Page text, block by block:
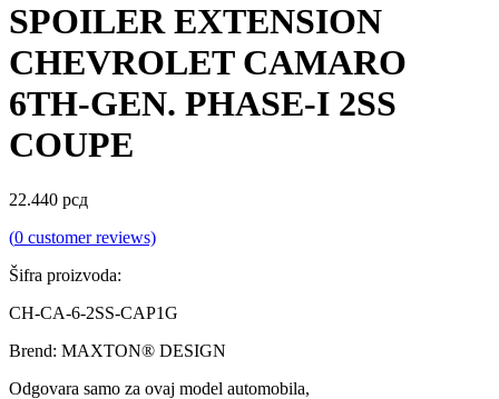
SPOILER EXTENSION
CHEVROLET CAMARO
6TH-GEN. PHASE-I 2SS
COUPE
22.440 рсд
(0 customer reviews)
Šifra proizvoda:
CH-CA-6-2SS-CAP1G
Brend: MAXTON® DESIGN
Odgovara samo za ovaj model automobila,